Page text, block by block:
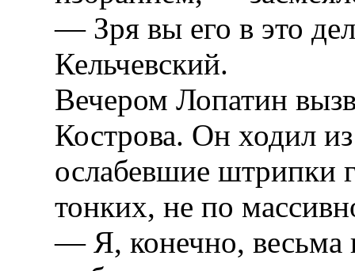
— Зря вы его в это
Кельчевский.
Вечером Лопатин
Кострова. Он ходил
ослабевшие штрипки
тонких, не по
— Я, конечно, весьма